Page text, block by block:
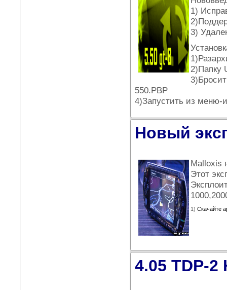
1)
3)
2)Папку
550.PBP
4)Запустить из меню-
Новый
Malloxis
Этот
1) Скачайте
4.05 TDP-